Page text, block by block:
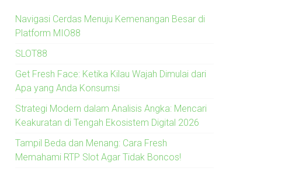
Navigasi Cerdas Menuju Kemenangan Besar di
Platform MIO88
SLOT88
Get Fresh Face: Ketika Kilau Wajah Dimulai dari
Apa yang Anda Konsumsi
Strategi Modern dalam Analisis Angka: Mencari
Keakuratan di Tengah Ekosistem Digital 2026
Tampil Beda dan Menang: Cara Fresh
Memahami RTP Slot Agar Tidak Boncos!